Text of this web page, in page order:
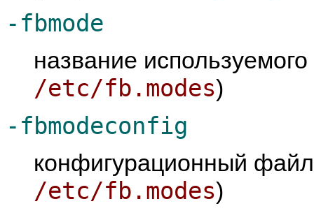
-fbmode
название
/etc/fb.modes)
-fbmodeconfig
конфигурационный
/etc/fb.modes)